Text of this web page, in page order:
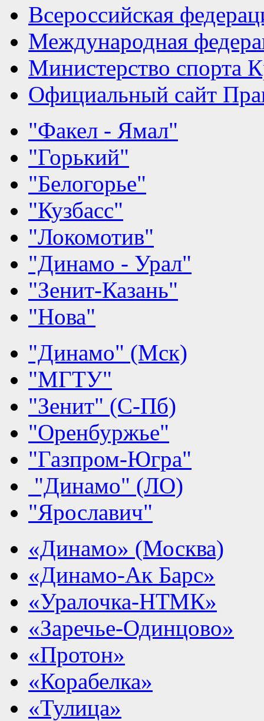
Всероссийская
Международная
Министерство спорта
Официальный сайт
"Факел - Ямал"
"Горький"
"Белогорье"
"Кузбасс"
"Локомотив"
"Динамо - Урал"
"Зенит-Казань"
"Нова"
"Динамо" (Мск)
"МГТУ"
"Зенит" (С-Пб)
"Оренбуржье"
"Газпром-Югра"
"Динамо" (ЛО)
"Ярославич"
«Динамо» (Москва)
«Динамо-Ак Барс»
«Уралочка-НТМК»
«Заречье-Одинцово»
«Протон»
«Корабелка»
«Тулица»